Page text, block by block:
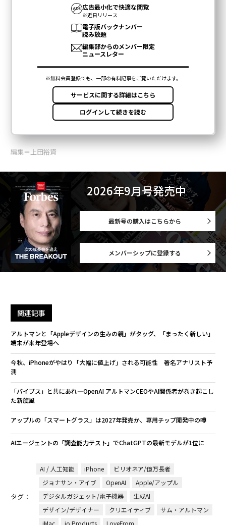
編集＝上田裕資
2026年9月号発売中
最新号の購入はこちらから
メンバーシップに登録する
関連記事
アルトマンと「Appleデザインの生みの親」がタッグ、「まったく新しい」
端末が来年登場へ
今秋、iPhoneがやはり「大幅に値上げ」される可能性 著名アナリスト予
測
「バイブス」と共にあれ―OpenAI アルトマンCEOやAI関係者が巻き起こし
た新旋風
アップルの「スマートグラス」は2027年発売か、専用チップ開発中の噂
AIエージェントの「調査能力テスト」でChatGPTの最新モデルが1位に
タグ：
AI / 人工知能 iPhone
ビリオネア/億万長者
ジョナサン・アイブ
OpenAI
Apple/アップル
デジタルガジェット/電子機器
生成AI
デザイン/デザイナー
クリエイティブ
サム・アルトマン
iMac
io Products LoveFrom